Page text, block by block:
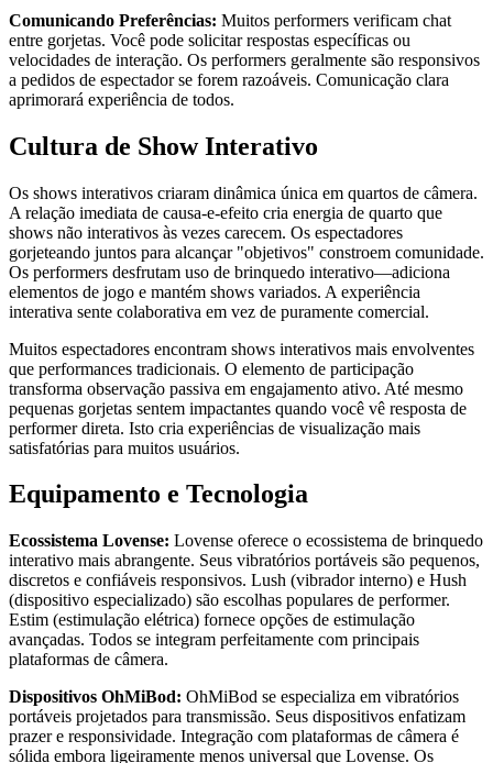
Comunicando Preferências: Muitos performers verificam chat
entre gorjetas. Você pode solicitar respostas específicas ou
velocidades de interação. Os performers geralmente são responsivos
a pedidos de espectador se forem razoáveis. Comunicação clara
aprimorará experiência de todos.
Cultura de Show Interativo
Os shows interativos criaram dinâmica única em quartos de câmera.
A relação imediata de causa-e-efeito cria energia de quarto que
shows não interativos às vezes carecem. Os espectadores
gorjeteando juntos para alcançar "objetivos" constroem comunidade.
Os performers desfrutam uso de brinquedo interativo—adiciona
elementos de jogo e mantém shows variados. A experiência
interativa sente colaborativa em vez de puramente comercial.
Muitos espectadores encontram shows interativos mais envolventes
que performances tradicionais. O elemento de participação
transforma observação passiva em engajamento ativo. Até mesmo
pequenas gorjetas sentem impactantes quando você vê resposta de
performer direta. Isto cria experiências de visualização mais
satisfatórias para muitos usuários.
Equipamento e Tecnologia
Ecossistema Lovense: Lovense oferece o ecossistema de brinquedo
interativo mais abrangente. Seus vibratórios portáveis são pequenos,
discretos e confiáveis responsivos. Lush (vibrador interno) e Hush
(dispositivo especializado) são escolhas populares de performer.
Estim (estimulação elétrica) fornece opções de estimulação
avançadas. Todos se integram perfeitamente com principais
plataformas de câmera.
Dispositivos OhMiBod: OhMiBod se especializa em vibratórios
portáveis projetados para transmissão. Seus dispositivos enfatizam
prazer e responsividade. Integração com plataformas de câmera é
sólida embora ligeiramente menos universal que Lovense. Os